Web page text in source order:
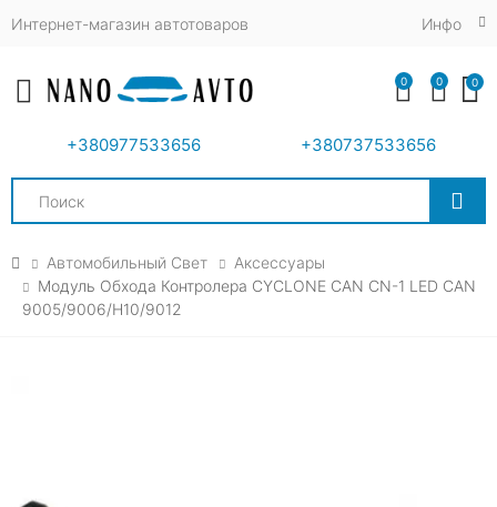
Интернет-магазин автотоваров Инфо
Toggle mobile menu
+380977533656 +380737533656
Search
0 0 0
Автомобильный Свет
Аксессуары
Модуль Обхода Контролера CYCLONE CAN CN-1 LED CAN
9005/9006/H10/9012